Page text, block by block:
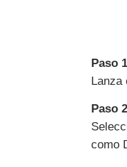
Paso
Lanza
Paso
como